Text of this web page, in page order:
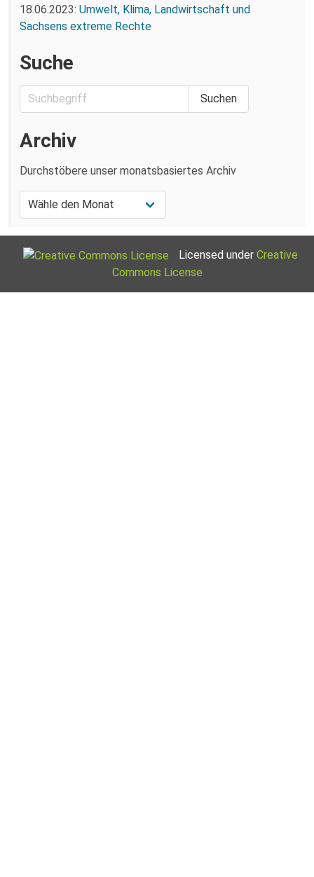
18.06.2023: Umwelt, Klima, Landwirtschaft und
Sachsens extreme Rechte
Suche
Archiv
Durchstöbere unser monatsbasiertes Archiv
Licensed under Creative
Commons License